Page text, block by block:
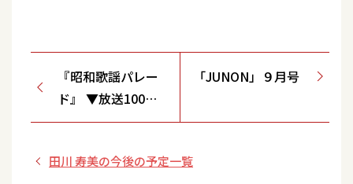
『昭和歌謡パレー
ド』 ▼放送100回
記念SP第3夜
「JUNON」９月号
田川 寿美の今後の予定一覧